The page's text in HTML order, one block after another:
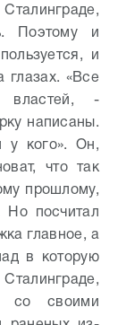
Поэтому и
и
глазах. «Все
властей, -
написаны.
у кого». Он,
что так
прошлому,
Но посчитал
главное, а
в которую
со своими